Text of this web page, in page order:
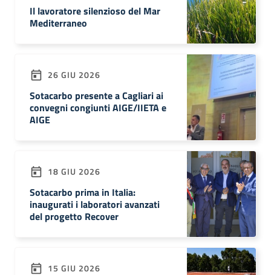
Il lavoratore silenzioso del Mar
Mediterraneo
26 GIU 2026
Sotacarbo presente a Cagliari ai
convegni congiunti AIGE/IIETA e
AIGE
18 GIU 2026
Sotacarbo prima in Italia:
inaugurati i laboratori avanzati
del progetto Recover
15 GIU 2026